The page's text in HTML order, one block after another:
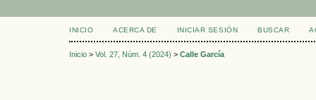
INICIO ACERCA DE INICIAR SESIÓN BUSCAR
Inicio > Vol. 27, Núm. 4 (2024) > Calle García